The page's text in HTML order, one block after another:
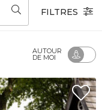
FILTRES
AUTOUR
DE MOI